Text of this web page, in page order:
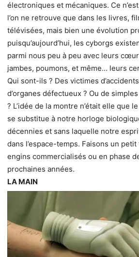
électroniques et mécaniques. Ce
l’on ne retrouve que dans les livres,
télévisées, mais bien une évolution
puisqu’aujourd’hui, les cyborgs
parmi nous peu à peu avec leurs
jambes, poumons, et même… leurs
Qui sont-ils ? Des victimes
d’organes défectueux ? Ou de
? L’idée de la montre n’était elle que
se substitue à notre horloge
décennies et sans laquelle notre
dans l’espace-temps. Faisons un
engins commercialisés ou en phase
prochaines années.
LA MAIN